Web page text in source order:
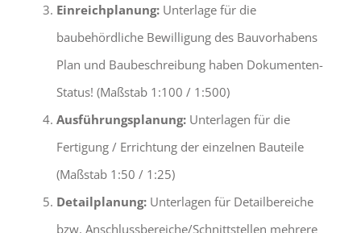
Einreichplanung:Unterlage für die
baubehördliche Bewilligung des Bauvorhabens
Plan und Baubeschreibung haben Dokumenten-
Status! (Maßstab 1:100 / 1:500)
Ausführungsplanung:Unterlagen für die
Fertigung / Errichtung der einzelnen Bauteile
(Maßstab 1:50 / 1:25)
Detailplanung:Unterlagen für Detailbereiche
bzw. Anschlussbereiche/Schnittstellen mehrere